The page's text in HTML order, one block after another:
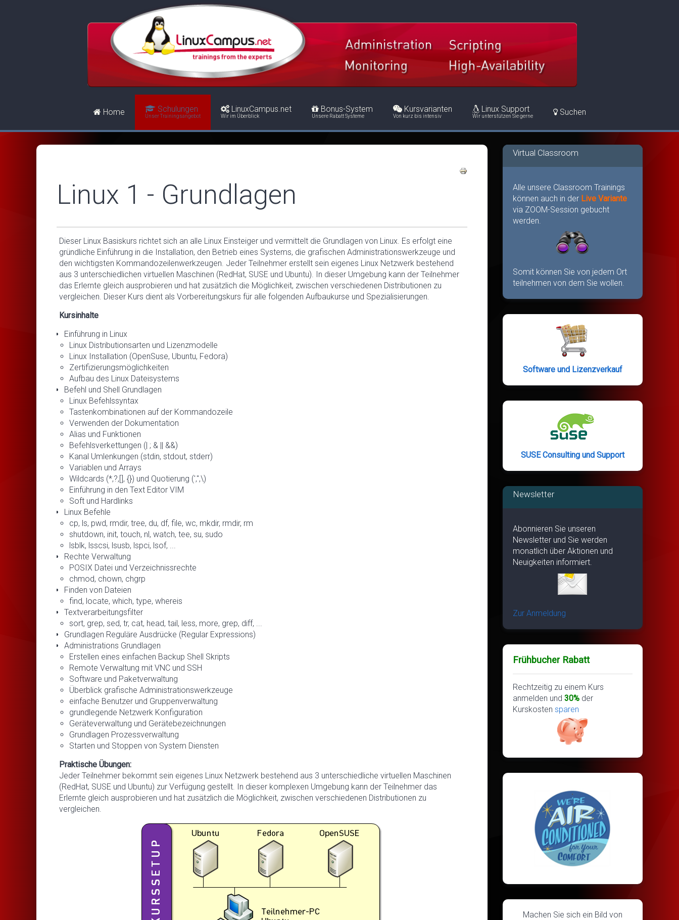
Home Schulungen
Unser Trainingsangebot
LinuxCampus.net
Wir im Überblick
Bonus-System
Unsere Rabatt Systeme
Kursvarianten
Von kurz bis intensiv
Linux Support
Wir unterstützen Sie gerne Suchen
Linux 1 - Grundlagen
Dieser Linux Basiskurs richtet sich an alle Linux Einsteiger und vermittelt die Grundlagen von Linux. Es erfolgt eine
gründliche Einführung in die Installation, den Betrieb eines Systems, die grafischen Administrationswerkzeuge und
den wichtigsten Kommandozeilenwerkzeugen. Jeder Teilnehmer erstellt sein eigenes Linux Netzwerk bestehend
aus 3 unterschiedlichen virtuellen Maschinen (RedHat, SUSE und Ubuntu). In dieser Umgebung kann der Teilnehmer
das Erlernte gleich ausprobieren und hat zusätzlich die Möglichkeit, zwischen verschiedenen Distributionen zu
vergleichen. Dieser Kurs dient als Vorbereitungskurs für alle folgenden Aufbaukurse und Spezialisierungen.
Kursinhalte
Einführung in Linux
Linux Distributionsarten und Lizenzmodelle
Linux Installation (OpenSuse, Ubuntu, Fedora)
Zertifizierungsmöglichkeiten
Aufbau des Linux Dateisystems
Befehl und Shell Grundlagen
Linux Befehlssyntax
Tastenkombinationen auf der Kommandozeile
Verwenden der Dokumentation
Alias und Funktionen
Befehlsverkettungen (| ; & || &&)
Kanal Umlenkungen (stdin, stdout, stderr)
Variablen und Arrays
Wildcards (*,?,[], {}) und Quotierung (',",\)
Einführung in den Text Editor VIM
Soft und Hardlinks
Linux Befehle
cp, ls, pwd, rmdir, tree, du, df, file, wc, mkdir, rmdir, rm
shutdown, init, touch, nl, watch, tee, su, sudo
lsblk, lsscsi, lsusb, lspci, lsof, ...
Rechte Verwaltung
POSIX Datei und Verzeichnissrechte
chmod, chown, chgrp
Finden von Dateien
find, locate, which, type, whereis
Textverarbeitungsfilter
sort, grep, sed, tr, cat, head, tail, less, more, grep, diff, ...
Grundlagen Reguläre Ausdrücke (Regular Expressions)
Administrations Grundlagen
Erstellen eines einfachen Backup Shell Skripts
Remote Verwaltung mit VNC und SSH
Software und Paketverwaltung
Überblick grafische Administrationswerkzeuge
einfache Benutzer und Gruppenverwaltung
grundlegende Netzwerk Konfiguration
Geräteverwaltung und Gerätebezeichnungen
Grundlagen Prozessverwaltung
Starten und Stoppen von System Diensten
Praktische Übungen:
Jeder Teilnehmer bekommt sein eigenes Linux Netzwerk bestehend aus 3 unterschiedliche virtuellen Maschinen
(RedHat, SUSE und Ubuntu) zur Verfügung gestellt. In dieser komplexen Umgebung kann der Teilnehmer das
Erlernte gleich ausprobieren und hat zusätzlich die Möglichkeit, zwischen verschiedenen Distributionen zu
vergleichen.
Virtual Classroom
Alle unsere Classroom Trainings
können auch in der Live Variante
via ZOOM-Session gebucht
werden.
Somit können Sie von jedem Ort
teilnehmen von dem Sie wollen.
Software und Lizenzverkauf
SUSE Consulting und Support
Newsletter
Abonnieren Sie unseren
Newsletter und Sie werden
monatlich über Aktionen und
Neuigkeiten informiert.
Zur Anmeldung
Frühbucher Rabatt
Rechtzeitig zu einem Kurs
anmelden und 30%der
Kurskosten sparen
Machen Sie sich ein Bild von